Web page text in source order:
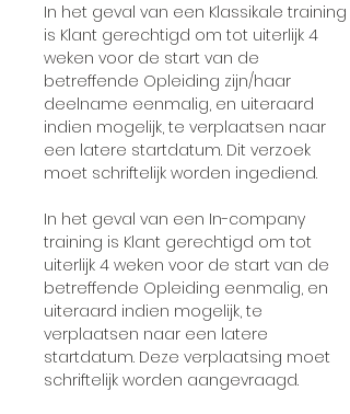
In het geval van een Klassikale training
is Klant gerechtigd om tot uiterlijk 4
weken voor de start van de
betreffende Opleiding zijn/haar
deelname eenmalig, en uiteraard
indien mogelijk, te verplaatsen naar
een latere startdatum. Dit verzoek
moet schriftelijk worden ingediend.
In het geval van een In-company
training is Klant gerechtigd om tot
uiterlijk 4 weken voor de start van de
betreffende Opleiding eenmalig, en
uiteraard indien mogelijk, te
verplaatsen naar een latere
startdatum. Deze verplaatsing moet
schriftelijk worden aangevraagd.